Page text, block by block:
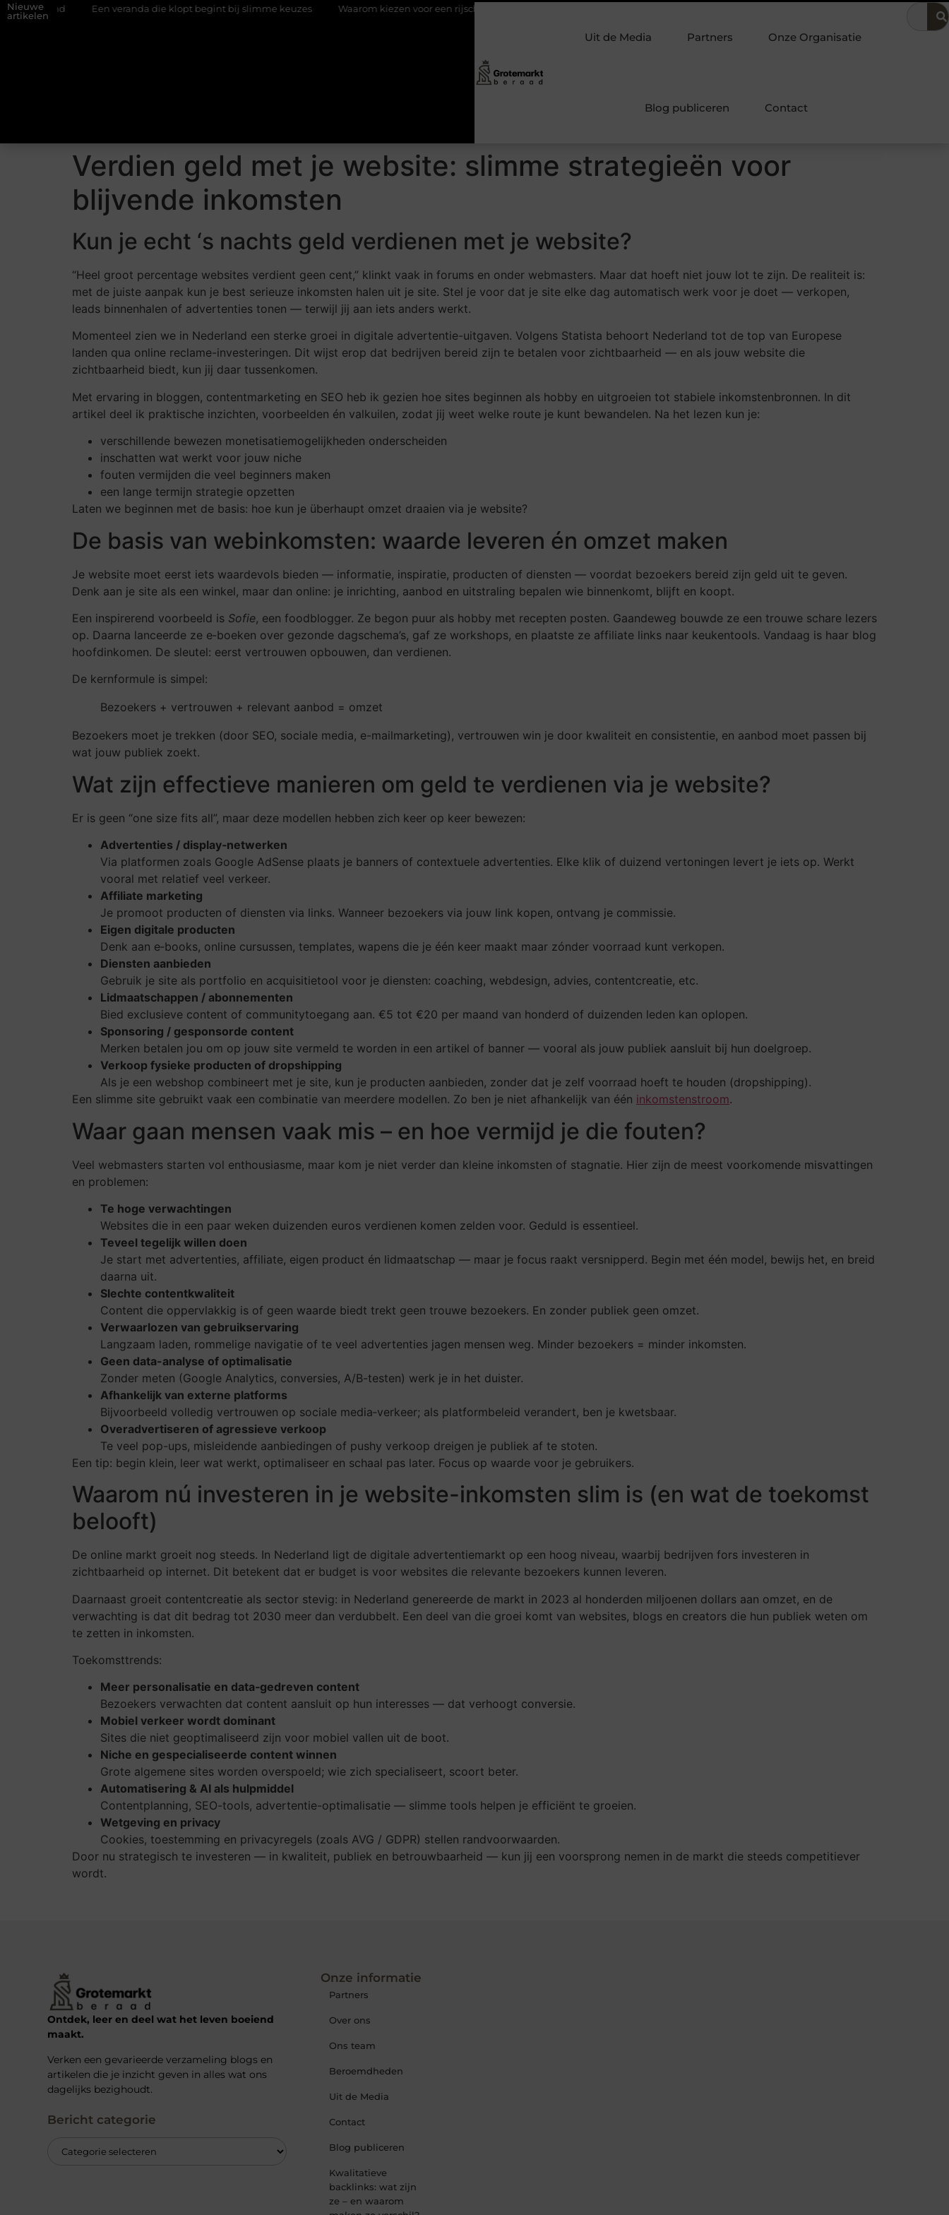
Nieuwe
artikelen
Een veranda die klopt begint bij slimme keuzes Waarom kiezen voor een rijschool in Utrecht? Dit is hoe je de beste kapper in
Uit de Media Partners Onze Organisatie
Blog publiceren Contact
Verdien geld met je website: slimme strategieën voor
blijvende inkomsten
Kun je echt ‘s nachts geld verdienen met je website?
“Heel groot percentage websites verdient geen cent,” klinkt vaak in forums en onder webmasters. Maar dat hoeft niet jouw lot te zijn. De realiteit is:
met de juiste aanpak kun je best serieuze inkomsten halen uit je site. Stel je voor dat je site elke dag automatisch werk voor je doet — verkopen,
leads binnenhalen of advertenties tonen — terwijl jij aan iets anders werkt.
Momenteel zien we in Nederland een sterke groei in digitale advertentie-uitgaven. Volgens Statista behoort Nederland tot de top van Europese
landen qua online reclame-investeringen. Dit wijst erop dat bedrijven bereid zijn te betalen voor zichtbaarheid — en als jouw website die
zichtbaarheid biedt, kun jij daar tussenkomen.
Met ervaring in bloggen, contentmarketing en SEO heb ik gezien hoe sites beginnen als hobby en uitgroeien tot stabiele inkomstenbronnen. In dit
artikel deel ik praktische inzichten, voorbeelden én valkuilen, zodat jij weet welke route je kunt bewandelen. Na het lezen kun je:
verschillende bewezen monetisatiemogelijkheden onderscheiden
inschatten wat werkt voor jouw niche
fouten vermijden die veel beginners maken
een lange termijn strategie opzetten
Laten we beginnen met de basis: hoe kun je überhaupt omzet draaien via je website?
De basis van webinkomsten: waarde leveren én omzet maken
Je website moet eerst iets waardevols bieden — informatie, inspiratie, producten of diensten — voordat bezoekers bereid zijn geld uit te geven.
Denk aan je site als een winkel, maar dan online: je inrichting, aanbod en uitstraling bepalen wie binnenkomt, blijft en koopt.
Een inspirerend voorbeeld is Sofie, een foodblogger. Ze begon puur als hobby met recepten posten. Gaandeweg bouwde ze een trouwe schare lezers
op. Daarna lanceerde ze e‑boeken over gezonde dagschema’s, gaf ze workshops, en plaatste ze affiliate links naar keukentools. Vandaag is haar blog
hoofdinkomen. De sleutel: eerst vertrouwen opbouwen, dan verdienen.
De kernformule is simpel:
Bezoekers + vertrouwen + relevant aanbod = omzet
Bezoekers moet je trekken (door SEO, sociale media, e-mailmarketing), vertrouwen win je door kwaliteit en consistentie, en aanbod moet passen bij
wat jouw publiek zoekt.
Wat zijn effectieve manieren om geld te verdienen via je website?
Er is geen “one size fits all”, maar deze modellen hebben zich keer op keer bewezen:
Advertenties / display‑netwerken
Via platformen zoals Google AdSense plaats je banners of contextuele advertenties. Elke klik of duizend vertoningen levert je iets op. Werkt
vooral met relatief veel verkeer.
Affiliate marketing
Je promoot producten of diensten via links. Wanneer bezoekers via jouw link kopen, ontvang je commissie.
Eigen digitale producten
Denk aan e‑books, online cursussen, templates, wapens die je één keer maakt maar zónder voorraad kunt verkopen.
Diensten aanbieden
Gebruik je site als portfolio en acquisitietool voor je diensten: coaching, webdesign, advies, contentcreatie, etc.
Lidmaatschappen / abonnementen
Bied exclusieve content of communitytoegang aan. €5 tot €20 per maand van honderd of duizenden leden kan oplopen.
Sponsoring / gesponsorde content
Merken betalen jou om op jouw site vermeld te worden in een artikel of banner — vooral als jouw publiek aansluit bij hun doelgroep.
Verkoop fysieke producten of dropshipping
Als je een webshop combineert met je site, kun je producten aanbieden, zonder dat je zelf voorraad hoeft te houden (dropshipping).
Een slimme site gebruikt vaak een combinatie van meerdere modellen. Zo ben je niet afhankelijk van één inkomstenstroom.
Waar gaan mensen vaak mis – en hoe vermijd je die fouten?
Veel webmasters starten vol enthousiasme, maar kom je niet verder dan kleine inkomsten of stagnatie. Hier zijn de meest voorkomende misvattingen
en problemen:
Te hoge verwachtingen
Websites die in een paar weken duizenden euros verdienen komen zelden voor. Geduld is essentieel.
Teveel tegelijk willen doen
Je start met advertenties, affiliate, eigen product én lidmaatschap — maar je focus raakt versnipperd. Begin met één model, bewijs het, en breid
daarna uit.
Slechte contentkwaliteit
Content die oppervlakkig is of geen waarde biedt trekt geen trouwe bezoekers. En zonder publiek geen omzet.
Verwaarlozen van gebruikservaring
Langzaam laden, rommelige navigatie of te veel advertenties jagen mensen weg. Minder bezoekers = minder inkomsten.
Geen data-analyse of optimalisatie
Zonder meten (Google Analytics, conversies, A/B-testen) werk je in het duister.
Afhankelijk van externe platforms
Bijvoorbeeld volledig vertrouwen op sociale media‑verkeer; als platformbeleid verandert, ben je kwetsbaar.
Overadvertiseren of agressieve verkoop
Te veel pop-ups, misleidende aanbiedingen of pushy verkoop dreigen je publiek af te stoten.
Een tip: begin klein, leer wat werkt, optimaliseer en schaal pas later. Focus op waarde voor je gebruikers.
Waarom nú investeren in je website-inkomsten slim is (en wat de toekomst
belooft)
De online markt groeit nog steeds. In Nederland ligt de digitale advertentiemarkt op een hoog niveau, waarbij bedrijven fors investeren in
zichtbaarheid op internet. Dit betekent dat er budget is voor websites die relevante bezoekers kunnen leveren.
Daarnaast groeit contentcreatie als sector stevig: in Nederland genereerde de markt in 2023 al honderden miljoenen dollars aan omzet, en de
verwachting is dat dit bedrag tot 2030 meer dan verdubbelt. Een deel van die groei komt van websites, blogs en creators die hun publiek weten om
te zetten in inkomsten.
Toekomsttrends:
Meer personalisatie en data‑gedreven content
Bezoekers verwachten dat content aansluit op hun interesses — dat verhoogt conversie.
Mobiel verkeer wordt dominant
Sites die niet geoptimaliseerd zijn voor mobiel vallen uit de boot.
Niche en gespecialiseerde content winnen
Grote algemene sites worden overspoeld; wie zich specialiseert, scoort beter.
Automatisering & AI als hulpmiddel
Contentplanning, SEO-tools, advertentie-optimalisatie — slimme tools helpen je efficiënt te groeien.
Wetgeving en privacy
Cookies, toestemming en privacyregels (zoals AVG / GDPR) stellen randvoorwaarden.
Door nu strategisch te investeren — in kwaliteit, publiek en betrouwbaarheid — kun jij een voorsprong nemen in de markt die steeds competitiever
wordt.
Ontdek, leer en deel wat het leven boeiend
maakt.
Verken een gevarieerde verzameling blogs en
artikelen die je inzicht geven in alles wat ons
dagelijks bezighoudt.
Bericht categorie
Onze informatie
Partners
Over ons
Ons team
Beroemdheden
Uit de Media
Contact
Blog publiceren
Kwalitatieve
backlinks: wat zijn
ze – en waarom